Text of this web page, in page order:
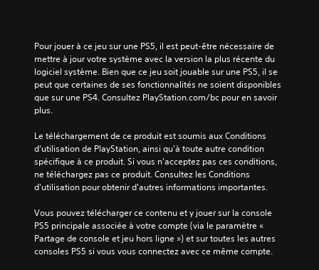
Pour jouer à ce jeu sur une PS5, il est peut-être nécessaire de
mettre à jour votre système avec la version la plus récente du
logiciel système. Bien que ce jeu soit jouable sur une PS5, il se
peut que certaines de ses fonctionnalités ne soient disponibles
que sur une PS4. Consultez PlayStation.com/bc pour en savoir
plus.
Le téléchargement de ce produit est soumis aux Conditions
d'utilisation de PlayStation, ainsi qu'à toute autre condition
spécifique à ce produit. Si vous n'acceptez pas ces conditions,
ne téléchargez pas ce produit. Consultez les Conditions
d'utilisation pour obtenir d'autres informations importantes.
Vous pouvez télécharger ce contenu et y jouer sur la console
PS5 principale associée à votre compte (via le paramètre «
Partage de console et jeu hors ligne ») et sur toutes les autres
consoles PS5 si vous vous connectez avec ce même compte.